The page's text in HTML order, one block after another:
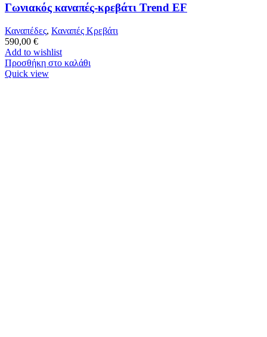
Γωνιακός καναπές-κρεβάτι Trend EF
Καναπέδες, Καναπές Κρεβάτι
590,00 €
Add to wishlist
Προσθήκη στο καλάθι
Quick view